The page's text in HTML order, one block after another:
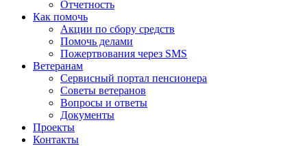
Отчетность
Как помочь
Акции по сбору средств
Помочь делами
Пожертвования через SMS
Ветеранам
Сервисный портал пенсионера
Советы ветеранов
Вопросы и ответы
Документы
Проекты
Контакты